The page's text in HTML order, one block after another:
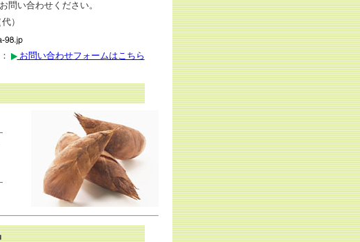
問い合わせください。
）
お問い合わせフォームはこちら